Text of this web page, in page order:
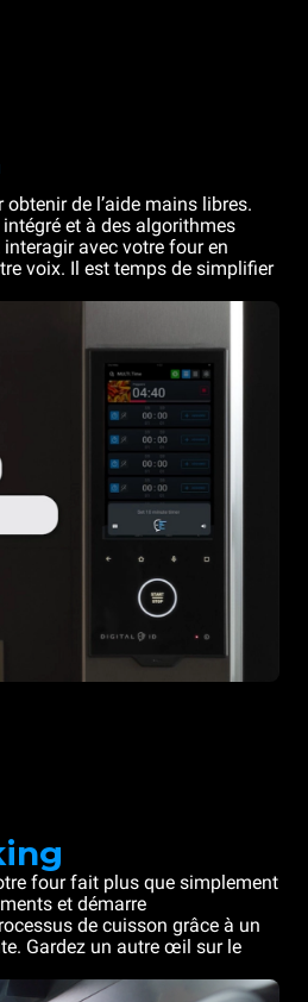
obtenir de l’aide mains libres.
et à des algorithmes
avec votre four en
voix. Il est temps de simplifier
four fait plus que simplement
et démarre
de cuisson grâce à un
Gardez un autre œil sur le